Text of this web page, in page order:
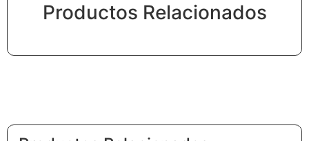
Productos Relacionados